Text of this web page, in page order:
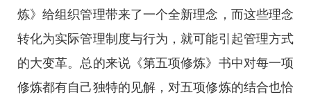
炼》给组织管理带来了一个全新理念，而这些理念
转化为实际管理制度与行为，就可能引起管理方式
的大变革。总的来说《第五项修炼》书中对每一项
修炼都有自己独特的见解，对五项修炼的结合也恰